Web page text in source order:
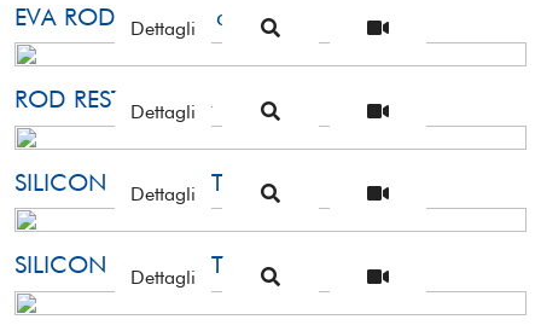
EVA ROD REST 37 cm
Dettagli
ROD REST: PRAGA
Dettagli
SILICON ROD REST 190
Dettagli
SILICON ROD REST 110
Dettagli